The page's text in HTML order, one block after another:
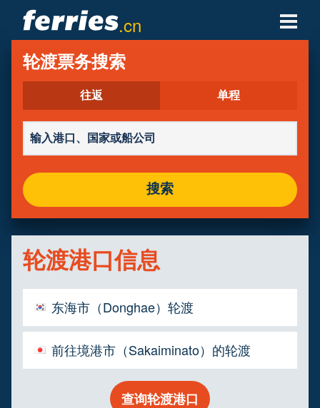
.cn
轮渡公司
轮渡目的地
轮渡航线
轮渡港口
管理预定
轮渡票务搜索
往返 单程
搜索
轮渡港口信息
东海市（Donghae）轮渡
前往境港市（Sakaiminato）的轮渡
查询轮渡港口